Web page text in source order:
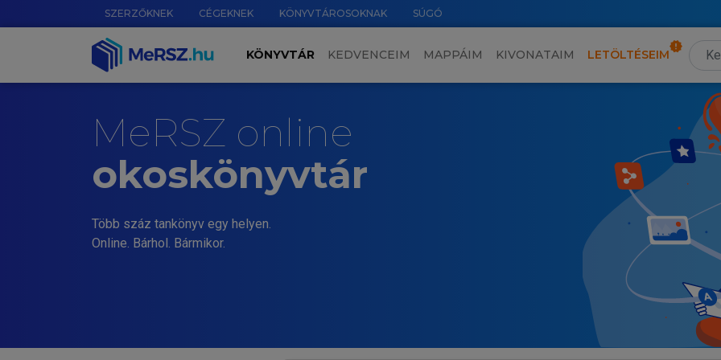
SZERZŐKNEK CÉGEKNEK KÖNYVTÁROSOKNAK SÚGÓ
KÖNYVTÁR KEDVENCEIM MAPPÁIM KIVONATAIM LETÖLTÉSEIM
MeRSZ online
okoskönyvtár
Több száz tankönyv egy helyen.
Online. Bárhol. Bármikor.